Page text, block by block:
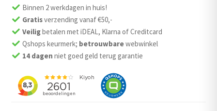
3
GRATIS!
aantal
Binnen 2 werkdagen in huis!
Gratisverzending vanaf €50,-
Veiligbetalen met iDEAL, Klarna of Creditcard
Qshops keurmerk; betrouwbarewebwinkel
14 dagen niet goed geld terug garantie